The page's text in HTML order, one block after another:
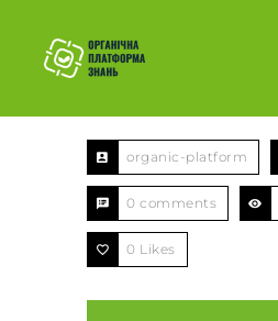
organic-platform
0 comments
0 Likes